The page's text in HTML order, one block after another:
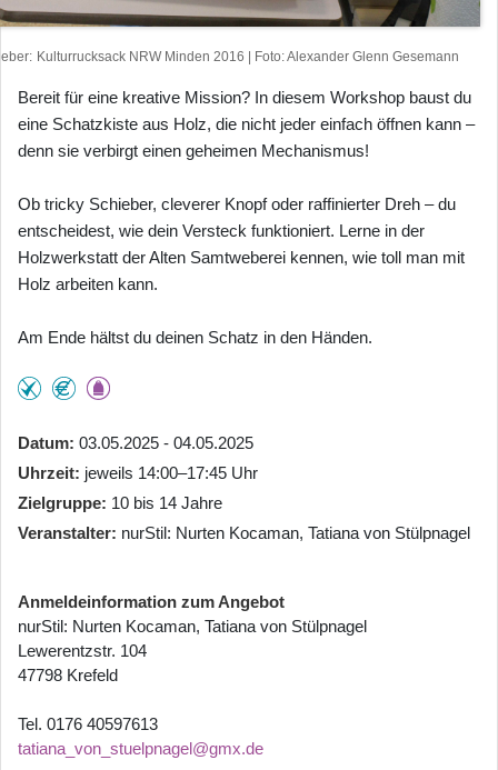
Kulturrucksack NRW Minden 2016 | Foto: Alexander Glenn Gesemann
Bereit für eine kreative Mission? In diesem Workshop baust du
eine Schatzkiste aus Holz, die nicht jeder einfach öffnen kann –
denn sie verbirgt einen geheimen Mechanismus!
Ob tricky Schieber, cleverer Knopf oder raffinierter Dreh – du
entscheidest, wie dein Versteck funktioniert. Lerne in der
Holzwerkstatt der Alten Samtweberei kennen, wie toll man mit
Holz arbeiten kann.
Am Ende hältst du deinen Schatz in den Händen.
Datum 03.05.2025 - 04.05.2025
Uhrzeit jeweils 14:00–17:45 Uhr
Zielgruppe 10 bis 14 Jahre
Veranstalter nurStil: Nurten Kocaman, Tatiana von Stülpnagel
Anmeldeinformation zum Angebot
nurStil: Nurten Kocaman, Tatiana von Stülpnagel
Lewerentzstr. 104
47798 Krefeld
Tel. 0176 40597613
tatiana_von_stuelpnagel@gmx.de